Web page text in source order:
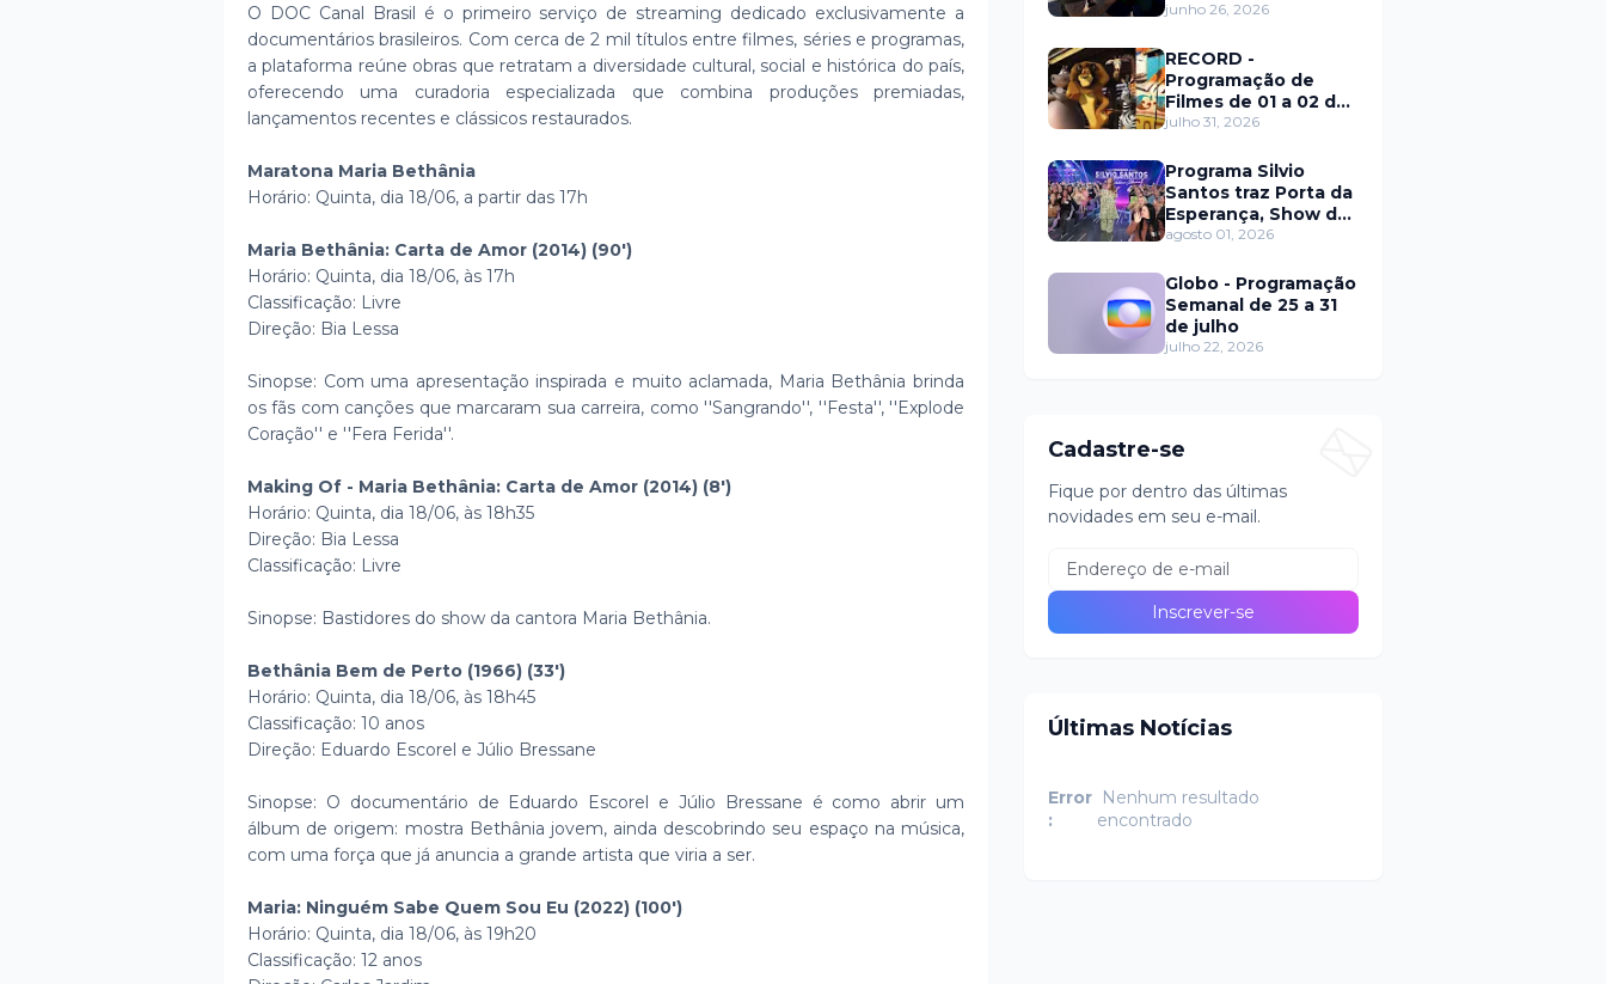
O DOC Canal Brasil é o primeiro serviço de streaming dedicado exclusivamente a
documentários brasileiros. Com cerca de 2 mil títulos entre filmes, séries e programas,
a plataforma reúne obras que retratam a diversidade cultural, social e histórica do país,
oferecendo uma curadoria especializada que combina produções premiadas,
lançamentos recentes e clássicos restaurados.
Maratona Maria Bethânia
Horário: Quinta, dia 18/06, a partir das 17h
Maria Bethânia: Carta de Amor (2014) (90')
Horário: Quinta, dia 18/06, às 17h
Classificação: Livre
Direção: Bia Lessa
Sinopse: Com uma apresentação inspirada e muito aclamada, Maria Bethânia brinda
os fãs com canções que marcaram sua carreira, como ''Sangrando'', ''Festa'', ''Explode
Coração'' e ''Fera Ferida''.
Making Of - Maria Bethânia: Carta de Amor (2014) (8')
Horário: Quinta, dia 18/06, às 18h35
Direção: Bia Lessa
Classificação: Livre
Sinopse: Bastidores do show da cantora Maria Bethânia.
Bethânia Bem de Perto (1966) (33')
Horário: Quinta, dia 18/06, às 18h45
Classificação: 10 anos
Direção: Eduardo Escorel e Júlio Bressane
Sinopse: O documentário de Eduardo Escorel e Júlio Bressane é como abrir um
álbum de origem: mostra Bethânia jovem, ainda descobrindo seu espaço na música,
com uma força que já anuncia a grande artista que viria a ser.
Maria: Ninguém Sabe Quem Sou Eu (2022) (100')
Horário: Quinta, dia 18/06, às 19h20
Classificação: 12 anos
paciência com Sarro
junho 26, 2026
RECORD -
Programação de
Filmes de 01 a 02 de
agosto
julho 31, 2026
Programa Silvio
Santos traz Porta da
Esperança, Show de
Calouros e Qual é a
domingo (2)
agosto 01, 2026
Globo - Programação
Semanal de 25 a 31
de julho
julho 22, 2026
Cadastre-se
Fique por dentro das últimas
novidades em seu e-mail.
Últimas Notícias
Error
:
Nenhum resultado
encontrado